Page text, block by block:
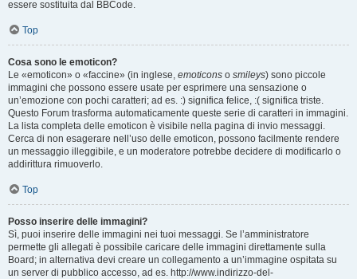
essere sostituita dal BBCode.
Top
Cosa sono le emoticon?
Le «emoticon» o «faccine» (in inglese, emoticons o smileys) sono piccole
immagini che possono essere usate per esprimere una sensazione o
un’emozione con pochi caratteri; ad es. :) significa felice, :( significa triste.
Questo Forum trasforma automaticamente queste serie di caratteri in immagini.
La lista completa delle emoticon è visibile nella pagina di invio messaggi.
Cerca di non esagerare nell’uso delle emoticon, possono facilmente rendere
un messaggio illeggibile, e un moderatore potrebbe decidere di modificarlo o
addirittura rimuoverlo.
Top
Posso inserire delle immagini?
Sì, puoi inserire delle immagini nei tuoi messaggi. Se l’amministratore
permette gli allegati è possibile caricare delle immagini direttamente sulla
Board; in alternativa devi creare un collegamento a un’immagine ospitata su
un server di pubblico accesso, ad es. http://www.indirizzo-del-